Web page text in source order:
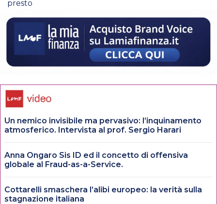
presto
Un nemico invisibile ma pervasivo: l’inquinamento
atmosferico. Intervista al prof. Sergio Harari
Anna Ongaro Sis ID ed il concetto di offensiva
globale al Fraud-as-a-Service.
Cottarelli smaschera l’alibi europeo: la verità sulla
stagnazione italiana